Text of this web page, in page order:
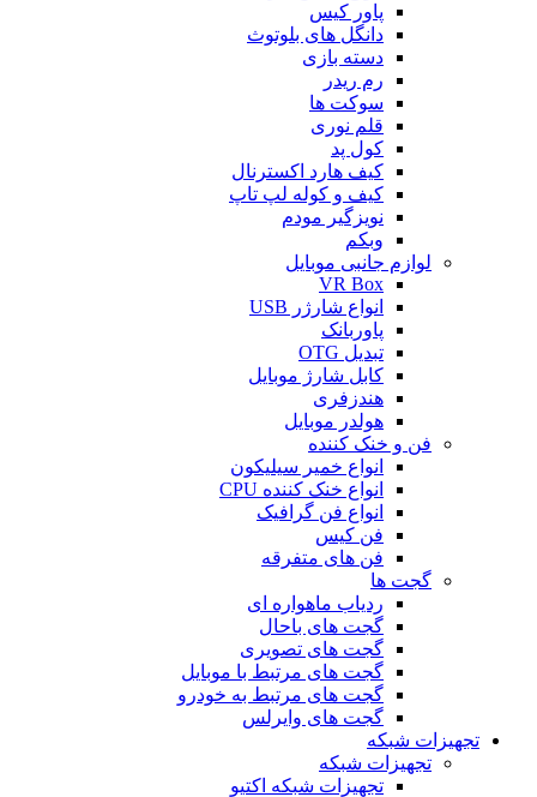
پاور کیس
دانگل های بلوتوث
دسته بازی
رم ریدر
سوکت ها
قلم نوری
کول پد
کیف هارد اکسترنال
کیف و کوله لپ تاپ
نویزگیر مودم
وبکم
لوازم جانبی موبایل
VR Box
انواع شارژر USB
پاوربانک
تبدیل OTG
کابل شارژ موبایل
هندزفری
هولدر موبایل
فن و خنک کننده
انواع خمیر سیلیکون
انواع خنک کننده CPU
انواع فن گرافیک
فن کیس
فن های متفرقه
گجت ها
ردیاب ماهواره ای
گجت های باحال
گجت های تصویری
گجت های مرتبط با موبایل
گجت های مرتبط به خودرو
گجت های وایرلس
تجهیزات شبکه
تجهیزات شبکه
تجهیزات شبکه اکتیو